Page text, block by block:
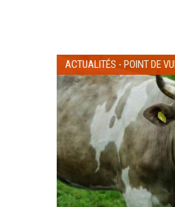
ACTUALITÉS - POINT DE